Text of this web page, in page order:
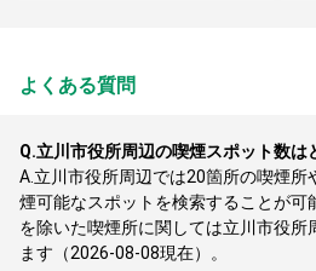
よくある質問
Q.立川市役所周辺の喫煙スポット数は
A. 立川市役所周辺では20箇所の喫煙所
煙可能なスポットを検索することが可
を除いた喫煙所に関しては立川市役所
ます（2026-08-08現在）。